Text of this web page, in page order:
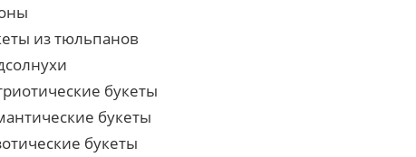
из тюльпанов
букеты
букеты
букеты